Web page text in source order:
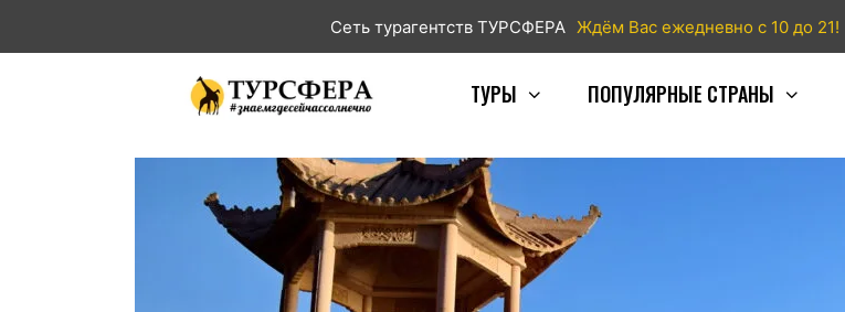
Сеть турагентств ТУРСФЕРА Ждём Вас ежедневно с 10 до 21!
ТУРЫ ПОПУЛЯРНЫЕ СТРАНЫ